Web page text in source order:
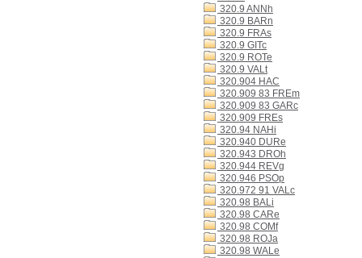
320.9 ANNh
320.9 BARn
320.9 FRAs
320.9 GITc
320.9 ROTe
320.9 VALt
320.904 HAC
320.909 83 FREm
320.909 83 GARc
320.909 FREs
320.94 NAHi
320.940 DURe
320.943 DROh
320.944 REVg
320.946 PSOp
320.972 91 VALc
320.98 BALi
320.98 CARe
320.98 COMf
320.98 ROJa
320.98 WALe